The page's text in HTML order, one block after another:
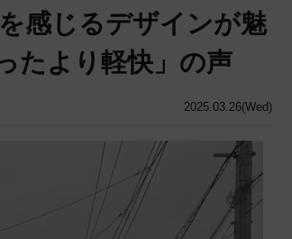
2025.03.26(Wed)
感じるデザインが魅
たより軽快」の声